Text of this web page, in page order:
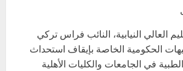
العالي النيابية، النائب فراس تركي
الحكومية الخاصة بإيقاف استحداث
في الجامعات والكليات الأهلية